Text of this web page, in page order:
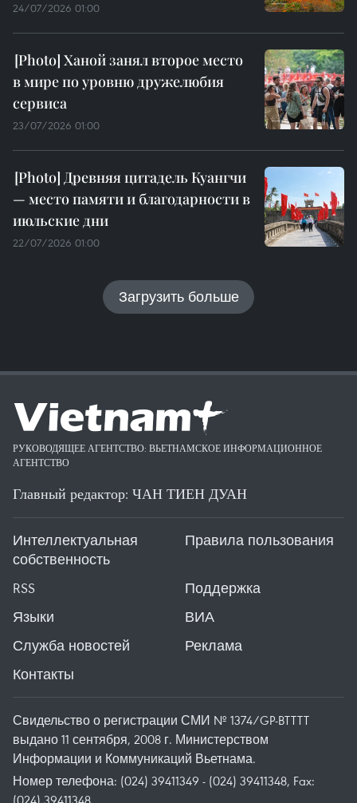
24/07/2026 01:00
Ханой занял второе место
в мире по уровню дружелюбия
сервиса
23/07/2026 01:00
Древняя цитадель Куангчи
— место памяти и благодарности в
июльские дни
22/07/2026 01:00
Загрузить больше
РУКОВОДЯЩЕЕ АГЕНТСТВО: ВЬЕТНАМСКОЕ ИНФОРМАЦИОННОЕ
АГЕНТСТВО
Главный редактор: ЧАН ТИЕН ДУАН
Интеллектуальная
собственность
Правила пользования
RSS
Поддержка
Языки
ВИА
Служба новостей
Реклама
Контакты
Свидельство о регистрации СМИ № 1374/GP-BTTTT
выдано 11 сентября, 2008 г. Министерством
Информации и Коммуникаций Вьетнама.
Номер телефона: (024) 39411349 - (024) 39411348, Fax: